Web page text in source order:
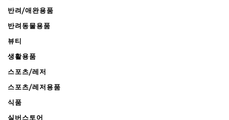
반려/애완용품
반려동물용품
뷰티
생활용품
스포츠/레저
스포츠/레저용품
식품
실버스토어